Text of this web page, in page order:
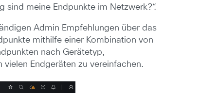
meine Endpunkte im Netzwerk?“.
Admin Empfehlungen über das
mithilfe einer Kombination von
nach Gerätetyp,
Endgeräten zu vereinfachen.